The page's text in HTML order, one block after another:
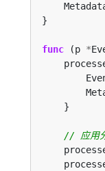
func (p *